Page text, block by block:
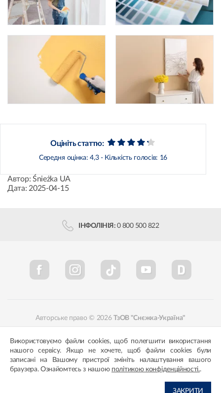
Оцініть статтю:
Середня оцінка:4,3- Кількість голосів: 16
Автор: Śnieżka UA
Дата: 2025-04-15
ІНФОЛІНІЯ: 0 800 500 822
Авторське право © 2026ТзОВ "Снєжка-Україна"
Політика конфіденційності
Використовуємо файли cookies, щоб полегшити використання
нашого сервісу. Якщо не хочете, щоб файли cookies були
записані на Вашому пристрої змініть налаштування вашого
браузера. Ознайомтесь з нашою політикою конфіденційності..
ЗАКРИТИ